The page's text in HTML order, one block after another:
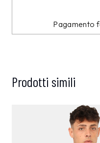
Pagamento
Prodotti simili